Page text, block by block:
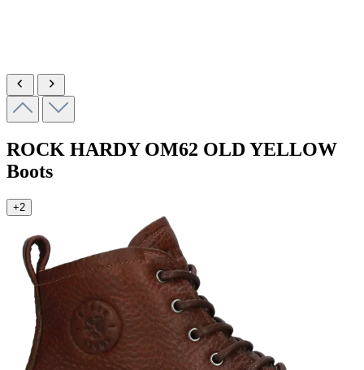
ROCK HARDY OM62 OLD YELLOW
Boots
+2